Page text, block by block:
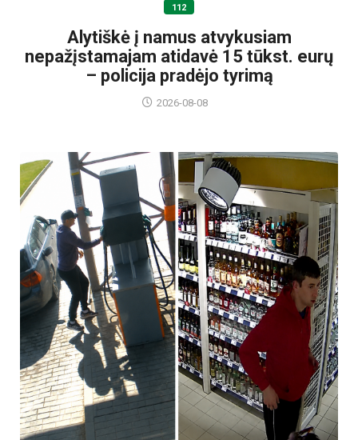
112
Alytiškė į namus atvykusiam
nepažįstamajam atidavė 15 tūkst. eurų
– policija pradėjo tyrimą
2026-08-08